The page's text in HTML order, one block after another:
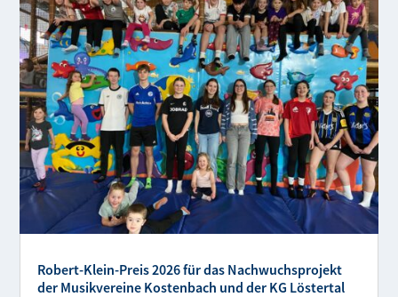
Robert-Klein-Preis 2026 für das Nachwuchsprojekt
der Musikvereine Kostenbach und der KG Löstertal